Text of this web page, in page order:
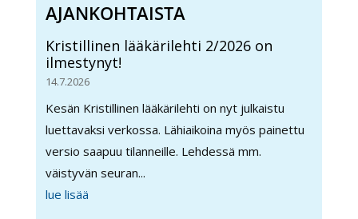
AJANKOHTAISTA
Kristillinen lääkärilehti 2/2026 on
ilmestynyt!
14.7.2026
Kesän Kristillinen lääkärilehti on nyt julkaistu
luettavaksi verkossa. Lähiaikoina myös painettu
versio saapuu tilanneille. Lehdessä mm.
väistyvän seuran...
lue lisää